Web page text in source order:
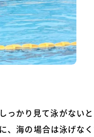
っかり見て泳がない
、海の場合は泳げな